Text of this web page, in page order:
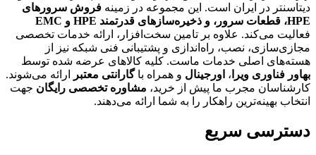
دیتاسنتر در ایران است. این مجموعه در زمینه فروش سرورهای
HPE، قطعات سرور، و ذخیره‌سازهای قدرتمند HPE و EMC
فعالیت می‌کند. علاوه بر تامین سخت‌افزار، ارائه خدمات تخصصی
مجازی‌سازی، نصب، راه‌اندازی و پشتیبانی فنی شبکه نیز از
هسته‌های اصلی خدمات ماست. کلیه کالاهای عرضه شده توسط
بهاور فناوری ویرا ، اورجینال و همراه باگارانتی معتبر
ارائه می‌شوند.
کارشناسان مجرب ما پیش از خرید، مشاوره تخصصی رایگان جهت
انتخاب بهینه‌ترین راهکار را به شما ارائه می‌دهند.
دسترسی سریع